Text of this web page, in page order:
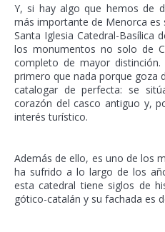
Y, si hay algo que hemos de
más importante de Menorca es
Santa Iglesia Catedral-Basílica
los monumentos no solo de
completo de mayor
primero que nada porque goza
catalogar de perfecta: se
corazón del casco antiguo y,
interés turístico.
Además de ello, es uno de los
ha sufrido a lo largo de los
esta catedral tiene siglos de
gótico-catalán y su fachada es